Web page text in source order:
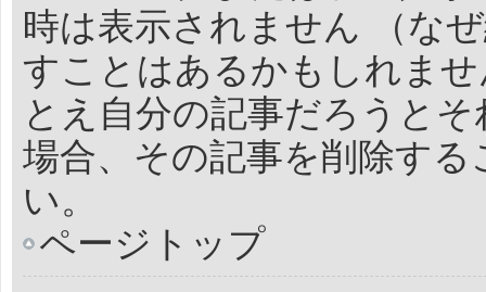
時は表示されません （な
すことはあるかもしれま
とえ自分の記事だろうと
場合、その記事を削除す
い。
ページトップ